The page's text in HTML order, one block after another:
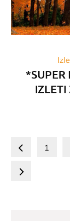
IZLETI
Posts
1